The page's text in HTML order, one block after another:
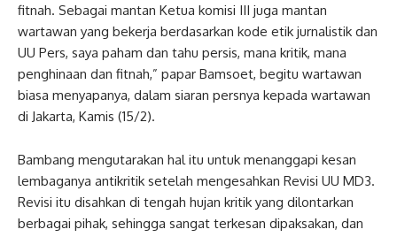
fitnah. Sebagai mantan Ketua komisi III juga mantan
wartawan yang bekerja berdasarkan kode etik jurnalistik dan
UU Pers, saya paham dan tahu persis, mana kritik, mana
penghinaan dan fitnah,” papar Bamsoet, begitu wartawan
biasa menyapanya, dalam siaran persnya kepada wartawan
di Jakarta, Kamis (15/2).
Bambang mengutarakan hal itu untuk menanggapi kesan
lembaganya antikritik setelah mengesahkan Revisi UU MD3.
Revisi itu disahkan di tengah hujan kritik yang dilontarkan
berbagai pihak, sehingga sangat terkesan dipaksakan, dan